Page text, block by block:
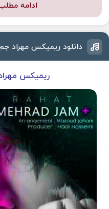
ادامه
دانلود ریمیکس مهراد
ریمیکس